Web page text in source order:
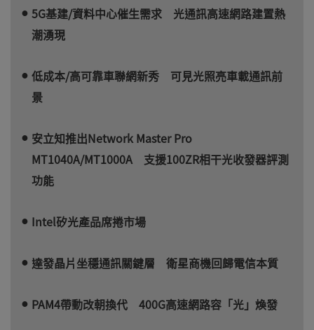
5G基建/資料中心催生需求 光通訊高速網路建置熱
潮湧現
低成本/高可靠車聯網新秀 可見光照亮車載通訊前
景
安立知推出Network Master Pro
MT1040A/MT1000A 支援100ZR相干光收發器評測
功能
Intel矽光產品席捲市場
達發晶片坐穩通訊關鍵層 衛星商機回歸電信本質
PAM4帶動改朝換代 400G高速網路容「光」煥發